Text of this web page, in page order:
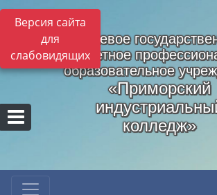
Версия сайта
для
слабовидящих
Краевое
бюджетное
образовательное
«Приморский
колледж»